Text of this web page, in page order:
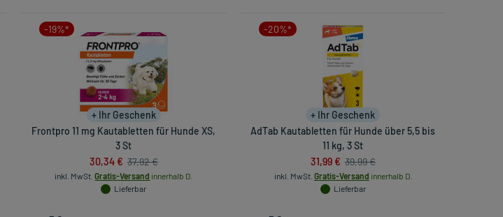
-19%*
+ Ihr Geschenk
Frontpro 11 mg Kautabletten für Hunde XS,
3 St
30,34 € 37,92 €
inkl. MwSt. Gratis-Versand innerhalb D.
Lieferbar
-20%*
+ Ihr Geschenk
AdTab Kautabletten für Hunde über 5,5 bis
11 kg, 3 St
31,99 € 39,99 €
inkl. MwSt. Gratis-Versand innerhalb D.
Lieferbar